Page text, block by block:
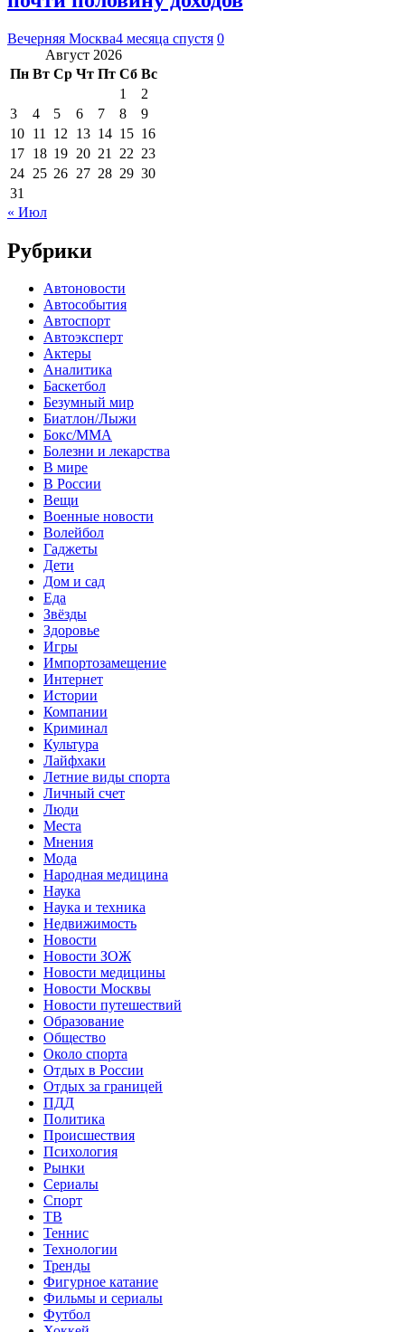
Вечерняя Москва4 месяца спустя 0
Август 2026
Пн Вт Ср Чт Пт Сб Вс
1
2
3
4 5 6 7 8
9
10 11 12 13 14 15 16
17 18 19 20 21 22 23
24 25 26 27 28 29 30
31
« Июл
Рубрики
Автоновости
Автособытия
Автоспорт
Автоэксперт
Актеры
Аналитика
Баскетбол
Безумный мир
Биатлон/Лыжи
Бокс/MMA
Болезни и лекарства
В мире
В России
Вещи
Военные новости
Волейбол
Гаджеты
Дети
Дом и сад
Еда
Звёзды
Здоровье
Игры
Импортозамещение
Интернет
Истории
Компании
Криминал
Культура
Лайфхаки
Летние виды спорта
Личный счет
Люди
Места
Мнения
Мода
Народная медицина
Наука
Наука и техника
Недвижимость
Новости
Новости ЗОЖ
Новости медицины
Новости Москвы
Новости путешествий
Образование
Общество
Около спорта
Отдых в России
Отдых за границей
ПДД
Политика
Происшествия
Психология
Рынки
Сериалы
Спорт
ТВ
Теннис
Технологии
Тренды
Фигурное катание
Фильмы и сериалы
Футбол